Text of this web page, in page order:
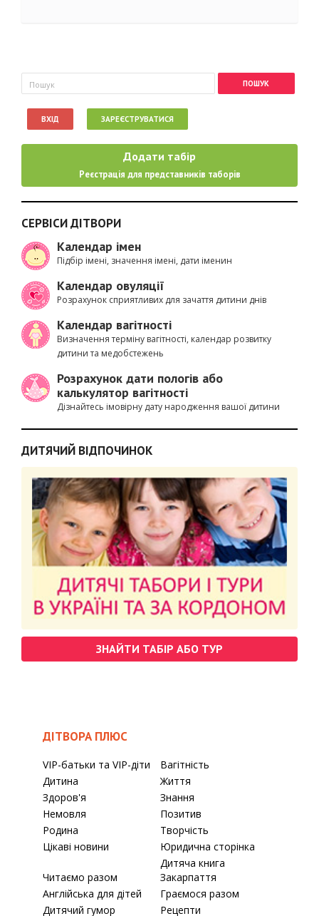
Пошукова форма
Пошук
ВХІД ЗАРЕЄСТРУВАТИСЯ
Додати табір
Реєстрація для представників таборів
СЕРВІСИ ДІТВОРИ
Календар імен
Підбір імені, значення імені, дати іменин
Календар овуляції
Розрахунок сприятливих для зачаття дитини днів
Календар вагітності
Визначення терміну вагітності, календар розвитку
дитини та медобстежень
Розрахунок дати пологів або
калькулятор вагітності
Дізнайтесь імовірну дату народження вашої дитини
ДИТЯЧИЙ ВІДПОЧИНОК
ЗНАЙТИ ТАБІР АБО ТУР
ДІТВОРА ПЛЮС
VIP-батьки та VIP-діти
Вагітність
Дитина
Життя
Здоров'я
Знання
Немовля
Позитив
Родина
Творчість
Цікаві новини
Юридична сторінка
Читаємо разом
Дитяча книга
Закарпаття
Англійська для дітей
Граємося разом
Дитячий гумор
Рецепти